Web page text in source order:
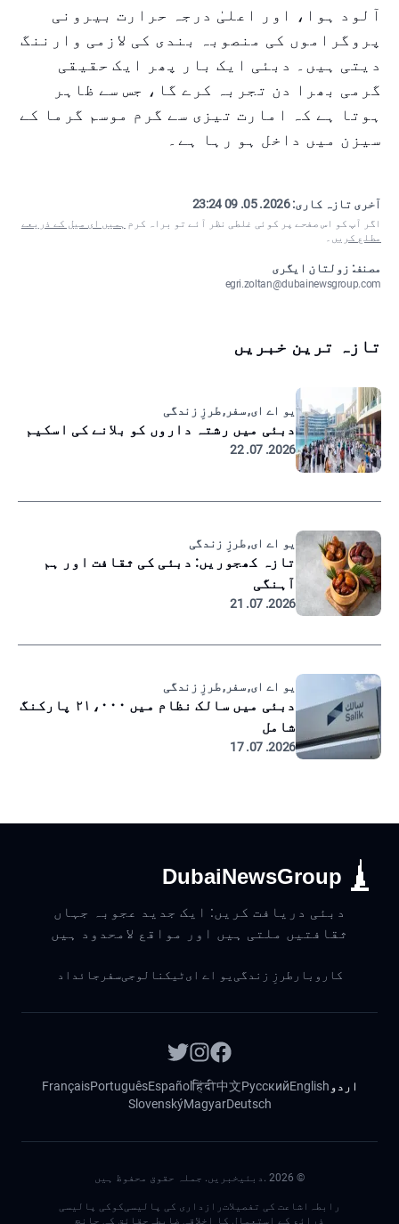
آلود ہوا، اور اعلیٰ درجہ حرارت بیرونی
پروگراموں کی منصوبہ بندی کی لازمی وارننگ
دیتی ہیں۔ دبئی ایک بار پھر ایک حقیقی
گرمی بھرا دن تجربہ کرے گا، جس سے ظاہر
ہوتا ہے کہ امارت تیزی سے گرم موسم گرما کے
سیزن میں داخل ہو رہا ہے۔
آخری تازہ کاری:2026. 05. 09 23:24
اگر آپ کو اس صفحے پر کوئی غلطی نظر آئے تو براہ کرم ہمیں ای میل کے ذریعے
مطلع کریں ۔
مصنف: زولتان ایگری
egri.zoltan@dubainewsgroup.com
تازہ ترین خبریں
یو اے ای, سفر, طرزِ زندگی
دبئی میں رشتہ داروں کو بلانے کی اسکیم
2026. 07. 22
یو اے ای, طرزِ زندگی
تازہ کھجوریں: دبئی کی ثقافت اور ہم
آہنگی
2026. 07. 21
یو اے ای, سفر, طرزِ زندگی
دبئی میں سالک نظام میں ۲۱،۰۰۰ پارکنگ
شامل
2026. 07. 17
DubaiNewsGroup
دبئی دریافت کریں: ایک جدید عجوبہ جہاں
ثقافتیں ملتی ہیں اور مواقع لامحدود ہیں
کاروبار طرزِ زندگی یو اے ایٹیکنالوجیسفر جائداد
اردو English
Русский
中文
हिंदी
Español
Português
Français
Deutsch
Magyar
Slovenský
©
2026 .دبئیخبریں. جملہ حقوق محفوظ ہیں
رابطہ اشاعت کی تفصیلاترازداری کی پالیسیکوکی پالیسی
ذرائع کے استعمال کا اخلاقی ضابطہ حقائق کی جانچ